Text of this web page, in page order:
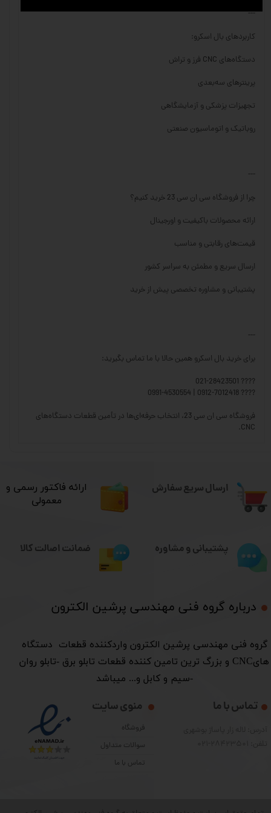
---
کاربردهای بال اسکرو:
دستگاه‌های CNC فرز و تراش
پرینترهای سه‌بعدی
تجهیزات پزشکی و آزمایشگاهی
روباتیک و اتوماسیون صنعتی
---
چرا از فروشگاه سی ان سی 23 خرید کنیم؟
ارائه محصولات باکیفیت و اورجینال
قیمت‌های رقابتی و مناسب
ارسال سریع و مطمئن به سراسر کشور
پشتیبانی و مشاوره تخصصی پیش از خرید
---
برای خرید بال اسکرو همین حالا با ما تماس بگیرید:
???? 021-28423501
???? 0912-7012418 | 0991-4530554
فروشگاه سی ان سی 23، انتخاب حرفه‌ای‌ها در تأمین قطعات دستگاه‌های
CNC.
ارسال سریع سفارش
درباره گروه فنی مهندسی پرشین الکترون​​​​​​​
​گروه فنی مهندسی پرشین الکترون واردکننده قطعات دستگاه
هایCNC و بزرگ ترین تامین کننده قطعات تابلو برق -تابلو روان
-سیم و کابل و... میباشد
منوی سایت
فروشگاه
سوالات متداول
تماس با ما
تماس با ما
​ارائه فاکتور رسمی و
معمولی
پشتیبانی و مشاوره ضمانت اصالت کالا